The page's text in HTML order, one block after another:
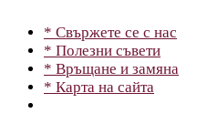
* Свържете се с нас
* Полезни съвети
* Връщане и замяна
* Карта на сайта